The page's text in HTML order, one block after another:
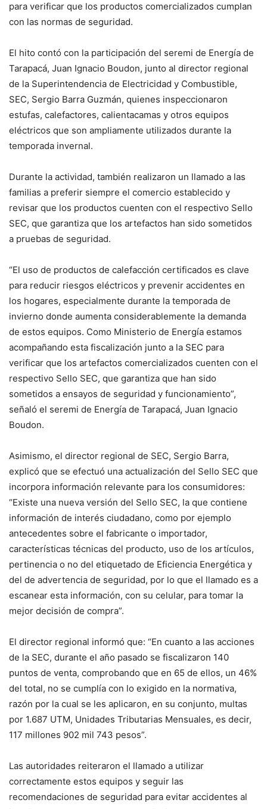
para verificar que los productos comercializados cumplan
con las normas de seguridad.
El hito contó con la participación del seremi de Energía de
Tarapacá, Juan Ignacio Boudon, junto al director regional
de la Superintendencia de Electricidad y Combustible,
SEC, Sergio Barra Guzmán, quienes inspeccionaron
estufas, calefactores, calientacamas y otros equipos
eléctricos que son ampliamente utilizados durante la
temporada invernal.
Durante la actividad, también realizaron un llamado a las
familias a preferir siempre el comercio establecido y
revisar que los productos cuenten con el respectivo Sello
SEC, que garantiza que los artefactos han sido sometidos
a pruebas de seguridad.
“El uso de productos de calefacción certificados es clave
para reducir riesgos eléctricos y prevenir accidentes en
los hogares, especialmente durante la temporada de
invierno donde aumenta considerablemente la demanda
de estos equipos. Como Ministerio de Energía estamos
acompañando esta fiscalización junto a la SEC para
verificar que los artefactos comercializados cuenten con el
respectivo Sello SEC, que garantiza que han sido
sometidos a ensayos de seguridad y funcionamiento”,
señaló el seremi de Energía de Tarapacá, Juan Ignacio
Boudon.
Asimismo, el director regional de SEC, Sergio Barra,
explicó que se efectuó una actualización del Sello SEC que
incorpora información relevante para los consumidores:
“Existe una nueva versión del Sello SEC, la que contiene
información de interés ciudadano, como por ejemplo
antecedentes sobre el fabricante o importador,
características técnicas del producto, uso de los artículos,
pertinencia o no del etiquetado de Eficiencia Energética y
del de advertencia de seguridad, por lo que el llamado es a
escanear esta información, con su celular, para tomar la
mejor decisión de compra”.
El director regional informó que: “En cuanto a las acciones
de la SEC, durante el año pasado se fiscalizaron 140
puntos de venta, comprobando que en 65 de ellos, un 46%
del total, no se cumplía con lo exigido en la normativa,
razón por la cual se les aplicaron, en su conjunto, multas
por 1.687 UTM, Unidades Tributarias Mensuales, es decir,
117 millones 902 mil 743 pesos”.
Las autoridades reiteraron el llamado a utilizar
correctamente estos equipos y seguir las
recomendaciones de seguridad para evitar accidentes al